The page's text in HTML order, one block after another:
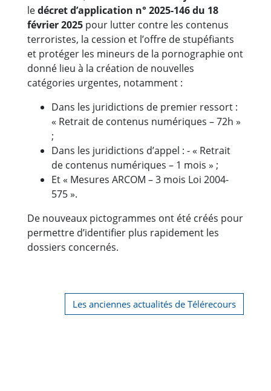
ledécret d’application n° 2025-146 du 18
février 2025 pour lutter contre les contenus
terroristes, la cession et l’offre de stupéfiants
et protéger les mineurs de la pornographie ont
donné lieu à la création de nouvelles
catégories urgentes, notamment :
Dans les juridictions de premier ressort :
« Retrait de contenus numériques – 72h »
;
Dans les juridictions d’appel : - « Retrait
de contenus numériques – 1 mois » ;
Et « Mesures ARCOM – 3 mois Loi 2004-
575 ».
De nouveaux pictogrammes ont été créés pour
permettre d’identifier plus rapidement les
dossiers concernés.
Les anciennes actualités de Télérecours